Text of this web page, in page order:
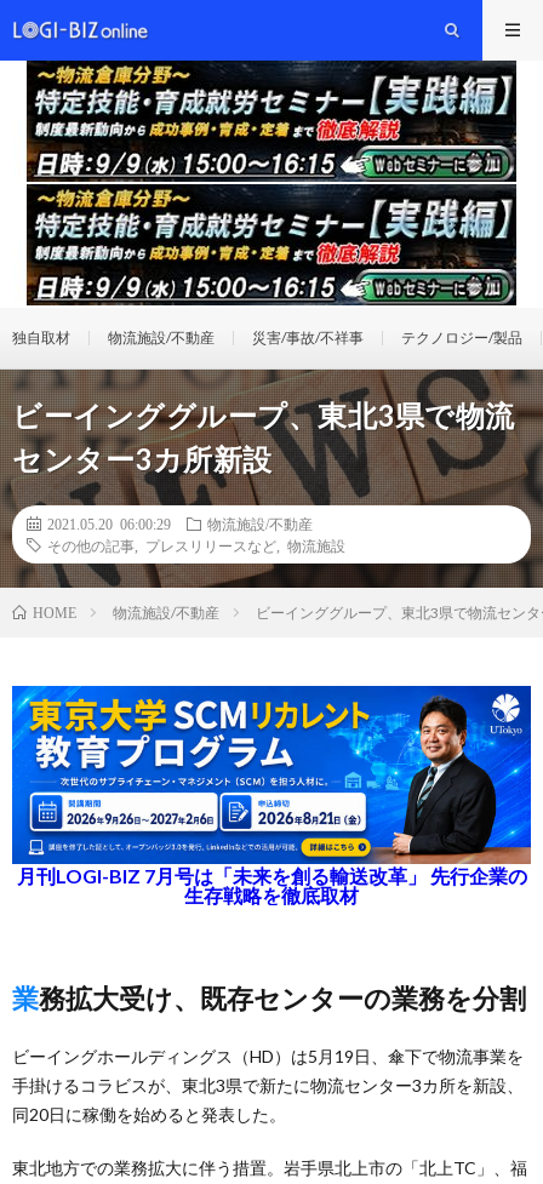
独自取材 物流施設/不動産 災害/事故/不祥事 テクノロジー/製品
ビーインググループ、東北3県で物流
センター3カ所新設
2021.05.20 06:00:29
物流施設/不動産
その他の記事
プレスリリースなど 物流施設
HOME 物流施設/不動産 ビーインググループ、東北3県で物流セン
月刊LOGI-BIZ 7月号は「未来を創る輸送改革」 先行企業の
生存戦略を徹底取材
業務拡大受け、既存センターの業務を分割
ビーイングホールディングス（HD）は5月19日、傘下で物流事業を
手掛けるコラビスが、東北3県で新たに物流センター3カ所を新設、
同20日に稼働を始めると発表した。
東北地方での業務拡大に伴う措置。岩手県北上市の「北上TC」、福